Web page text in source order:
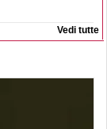
Vedi tutte